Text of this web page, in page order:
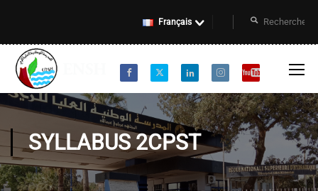
Français
SYLLABUS 2CPST